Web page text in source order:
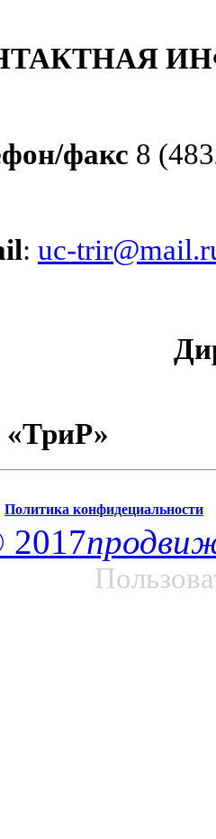
факс 8
: uc-
Политика конфидециальности
2017